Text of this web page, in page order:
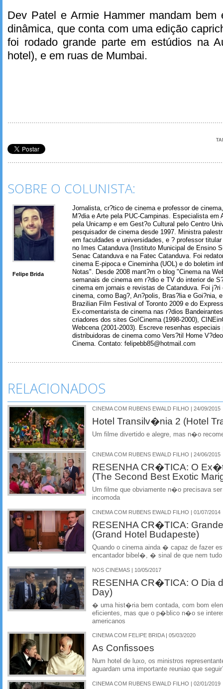
Dev Patel e Armie Hammer mandam bem
dinâmica, que conta com uma edição
foi rodado grande parte em estúdios na
hotel), e em ruas de Mumbai.
SOBRE O COLUNISTA:
Felipe Brida
Jornalista, cr?tico de cinema e professor de
M?dia e Arte pela PUC-Campinas. Especialista em
pela Unicamp e em Gest?o Cultural pelo Centro
pesquisador de cinema desde 1997. Ministra
em faculdades e universidades, e ? professor
no Imes Catanduva (Instituto Municipal de Ensino
Senac Catanduva e na Fatec Catanduva. Foi
cinema E-pipoca e Cineminha (UOL) e do boletim
Notas". Desde 2008 mant?m o blog "Cinema na
semanais de cinema em r?dio e TV do interior de
cinema em jornais e revistas de Catanduva. Foi
cinema, como Bag?, An?polis, Bras?lia e Goi?nia,
Brazilian Film Festival of Toronto 2009 e do
Ex-comentarista de cinema nas r?dios
criadores dos sites Go!Cinema (1998-2000),
Webcena (2001-2003). Escreve resenhas especiais
distribuidoras de cinema como Vers?til Home
Cinema. Contato: felipebb85@hotmail.com
RELACIONADOS
CINEMA COM RUBENS EWALD FILHO | 24/09/2015
Hotel Transilv�nia 2 (Hotel
Um filme divertido e alegre, mas n�o
CINEMA COM RUBENS EWALD FILHO | 24/06/2015
RESENHA CR�TICA: O
(The Second Best Exotic
Um filme que obviamente n�o precisava
incomoda
CINEMA COM RUBENS EWALD FILHO | 01/07/2014
RESENHA CR�TICA:
(Grand Hotel Budapeste)
Quando o cinema ainda � capaz de fazer
encantador bibel�, � sinal de que nem tudo
NOS CINEMAS | 10/05/2017
RESENHA CR�TICA: O Dia
Day)
� uma hist�ria bem contada, com bom
eficientes, mas que o p�blico n�o se
americanos
CINEMA COM FELIPE BRIDA | 05/03/2020
As Confissoes
Num hotel de luxo, os ministros
aguardam uma importante reuniao que
CINEMA COM RUBENS EWALD FILHO | 02/01/2019